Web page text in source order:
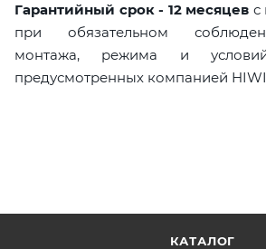
Гарантийный срок - 12 месяцев с
при обязательном
монтажа, режима и условий
предусмотренных компанией
КАТАЛОГ